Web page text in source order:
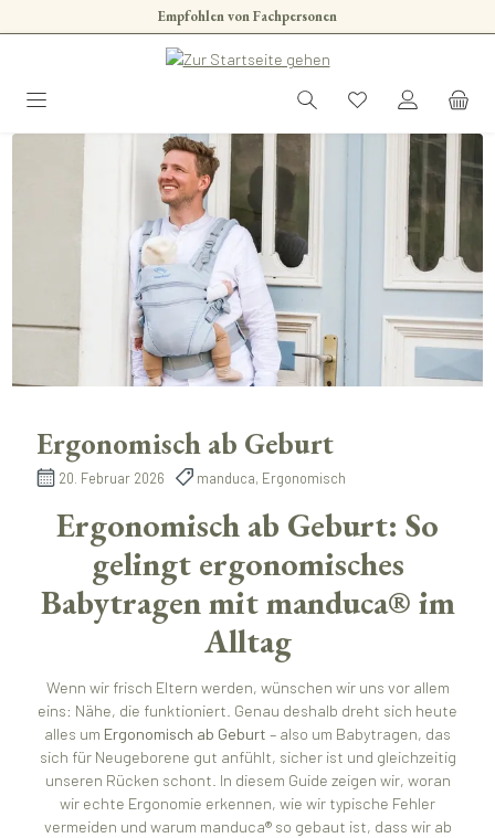
Zum Hauptinhalt springenEmpfohlen von Fachpersonen
Ergonomisch ab Geburt
20. Februar 2026 manduca, Ergonomisch
Ergonomisch ab Geburt: So
gelingt ergonomisches
Babytragen mit manduca® im
Alltag
Wenn wir frisch Eltern werden, wünschen wir uns vor allem
eins: Nähe, die funktioniert. Genau deshalb dreht sich heute
alles um Ergonomisch ab Geburt – also um Babytragen, das
sich für Neugeborene gut anfühlt, sicher ist und gleichzeitig
unseren Rücken schont. In diesem Guide zeigen wir, woran
wir echte Ergonomie erkennen, wie wir typische Fehler
vermeiden und warum manduca® so gebaut ist, dass wir ab